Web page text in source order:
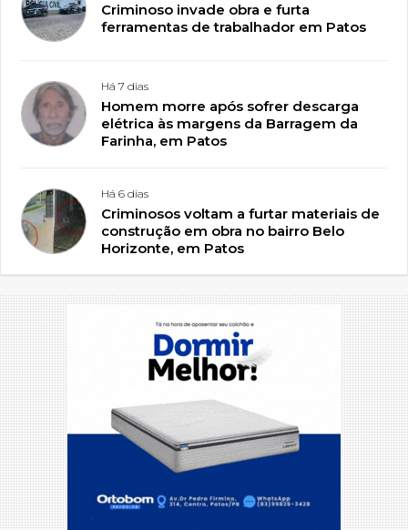
Criminoso invade obra e furta
ferramentas de trabalhador em Patos
Há 7 dias
Homem morre após sofrer descarga
elétrica às margens da Barragem da
Farinha, em Patos
Há 6 dias
Criminosos voltam a furtar materiais de
construção em obra no bairro Belo
Horizonte, em Patos